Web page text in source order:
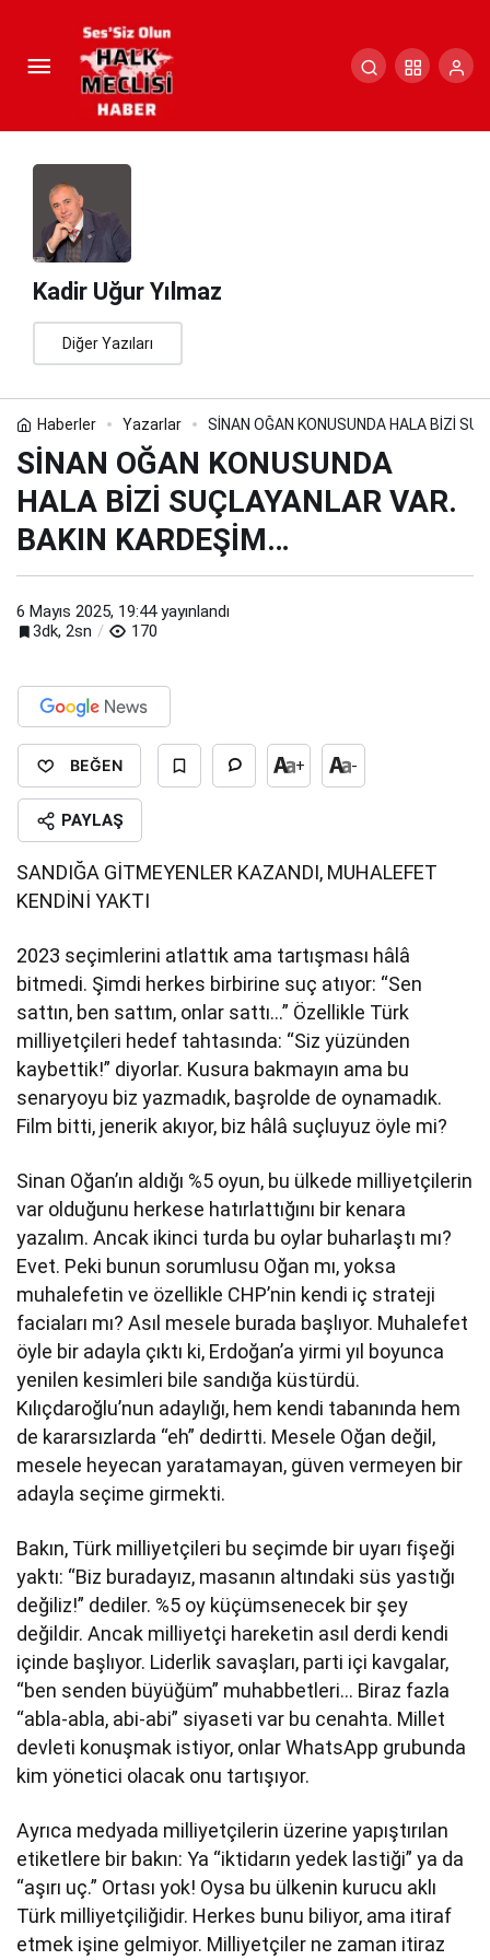
Kadir Uğur Yılmaz
Diğer Yazıları
Haberler Yazarlar SİNAN OĞAN KONUSUNDA HALA BİZİ
SİNAN OĞAN KONUSUNDA
HALA BİZİ SUÇLAYANLAR VAR.
BAKIN KARDEŞİM…
6 Mayıs 2025, 19:44yayınlandı
3dk, 2sn
170
BEĞEN + -
PAYLAŞ
SANDIĞA GİTMEYENLER KAZANDI, MUHALEFET
KENDİNİ YAKTI
2023 seçimlerini atlattık ama tartışması hâlâ
bitmedi. Şimdi herkes birbirine suç atıyor: “Sen
sattın, ben sattım, onlar sattı…” Özellikle Türk
milliyetçileri hedef tahtasında: “Siz yüzünden
kaybettik!” diyorlar. Kusura bakmayın ama bu
senaryoyu biz yazmadık, başrolde de oynamadık.
Film bitti, jenerik akıyor, biz hâlâ suçluyuz öyle mi?
Sinan Oğan’ın aldığı %5 oyun, bu ülkede milliyetçilerin
var olduğunu herkese hatırlattığını bir kenara
yazalım. Ancak ikinci turda bu oylar buharlaştı mı?
Evet. Peki bunun sorumlusu Oğan mı, yoksa
muhalefetin ve özellikle CHP’nin kendi iç strateji
faciaları mı? Asıl mesele burada başlıyor. Muhalefet
öyle bir adayla çıktı ki, Erdoğan’a yirmi yıl boyunca
yenilen kesimleri bile sandığa küstürdü.
Kılıçdaroğlu’nun adaylığı, hem kendi tabanında hem
de kararsızlarda “eh” dedirtti. Mesele Oğan değil,
mesele heyecan yaratamayan, güven vermeyen bir
adayla seçime girmekti.
Bakın, Türk milliyetçileri bu seçimde bir uyarı fişeği
yaktı: “Biz buradayız, masanın altındaki süs yastığı
değiliz!” dediler. %5 oy küçümsenecek bir şey
değildir. Ancak milliyetçi hareketin asıl derdi kendi
içinde başlıyor. Liderlik savaşları, parti içi kavgalar,
“ben senden büyüğüm” muhabbetleri… Biraz fazla
“abla-abla, abi-abi” siyaseti var bu cenahta. Millet
devleti konuşmak istiyor, onlar WhatsApp grubunda
kim yönetici olacak onu tartışıyor.
Ayrıca medyada milliyetçilerin üzerine yapıştırılan
etiketlere bir bakın: Ya “iktidarın yedek lastiği” ya da
“aşırı uç.” Ortası yok! Oysa bu ülkenin kurucu aklı
Türk milliyetçiliğidir. Herkes bunu biliyor, ama itiraf
etmek işine gelmiyor. Milliyetçiler ne zaman itiraz
SİNAN OĞAN KONUSUNDA HALA
BİZİ SUÇLAYANLAR VAR. BAKIN
Yorum Yap